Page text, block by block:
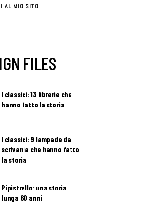
AL MIO SITO
FILES
I classici: 13 librerie che
hanno fatto la storia
I classici: 9 lampade da
scrivania che hanno fatto
la storia
Pipistrello: una storia
lunga 60 anni